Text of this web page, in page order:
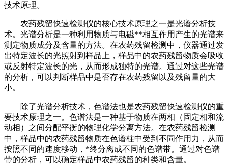
技术原理。
农药残留快速检测仪的核心技术原理之一是光谱分析技
术。光谱分析是一种利用物质与电磁**相互作用产生的光谱来
测定物质成分及含量的方法。在农药残留检测中，仪器通过发
出特定波长的光照射到样品上，样品中的农药残留物质会吸收
或反射特定波长的光，从而形成独特的光谱。通过对这些光谱
的分析，可以判断样品中是否存在农药残留以及残留量的大
小。
除了光谱分析技术，色谱法也是农药残留快速检测仪的重
要技术原理之一。色谱法是一种基于物质在两相（固定相和流
动相）之间分配平衡的物理化学分离方法。在农药残留检测
中，样品中的农药残留物质在色谱柱中受到不同作用力，从而
按照不同的速度移动，*终分离成不同的色谱带。通过对色谱
带的分析，可以确定样品中农药残留的种类和含量。